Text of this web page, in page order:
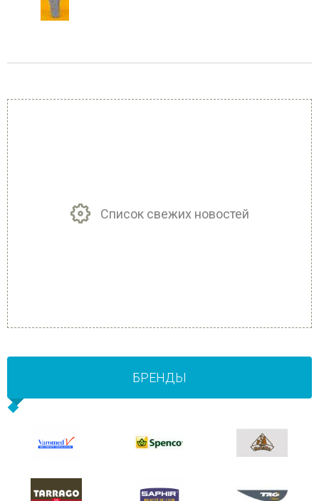
Список свежих новостей
БРЕНДЫ